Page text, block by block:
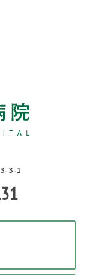
3-1